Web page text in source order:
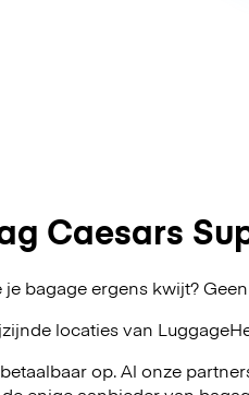
Caesars
bagage ergens kwijt?
locaties van
op. Al onze